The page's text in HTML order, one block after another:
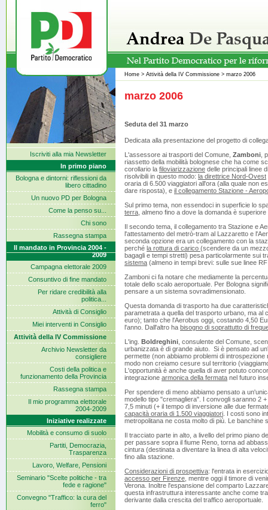
Iscriviti alla mia Newsletter
In primo piano
Bologna e dintorni: riflessioni da
libero cittadino
Un nuovo PD per Bologna
Come la penso su...
Chi sono
Rassegna stampa
Il mandato in Provincia 2004 -
2009
Campagna elettorale 2009
Consuntivo di fine mandato
Per ridare credibilità alla
politica...
Attività di Consiglio
Miei interventi in Consiglio
Attività della IV Commissione
Archivio Newsletter da
consigliere
Costi della politica e
funzionamento della Provincia
Rassegna stampa
Il mio programma elettorale
2004-2009
Iniziative realizzate
Mobilità e consumo di suolo
Partiti, Democrazia,
Trasparenza
Lavoro, Welfare, Pensioni
Seminario "Scelte politiche - tra
fede e ragione"
Convegno "Traffico: la cura del
ferro"
Home > Attività della IV Commissione > marzo 2006
marzo 2006
Seduta del 31 marzo
Dedicata alla presentazione del progetto di
L'assessore ai trasporti del Comune, Zamboni ,
riassetto della mobilità bolognese che ha come
corollario la filoviarizzazione delle principali linee
risolvibili in questo modo: la direttrice Nord-Ovest
oraria di 6.500 viaggiatori all'ora (alla quale non
dare risposta), e il collegamento Stazione -
Sul primo tema, non essendoci in superficie lo
terra , almeno fino a dove la domanda è
Il secondo tema, il collegamento tra Stazione e
l'attestamento del metrò-tram al Lazzaretto e
seconda opzione era un collegamento con la
perché la rottura di carico (scendere da un
bagagli e tempi stretti) pesa particolarmente sui
sistema (almeno in tempi brevi: sulle sue linee
Zamboni ci fa notare che mediamente la
totale dello scalo aeroportuale. Per Bologna
pensare a un sistema sovradimensionato.
Questa domanda di trasporto ha due
parametrata a quella del trasporto urbano, ma al
euro); tanto che l'Aerobus oggi, costando 4,50
l'anno. Dall'altro ha bisogno di soprattutto di
L'ing. Boldreghini , consulente del Comune,
urbanizzata è di grande aiuto. Si è pensato ad
permette (non abbiamo problemi di
modo non creiamo cesure sul territorio
L'opportunità è anche quella di aver potuto
integrazione armonica della fermata nel futuro
Per spendere di meno abbiamo pensato a
modello tipo "cremagliera". I convogli saranno 2
7,5 minuti (+ il tempo di inversione alle due
capacità oraria di 1.500 viaggiatori . I costi sono
metropolitana ne costa molto di più. Le banchine
Il tracciato parte in alto, a livello del primo piano
per passare sopra il fiume Reno, torna ad
cintura (destinata a diventare la linea di alta
fino alla stazione.
Considerazioni di prospettiva: l'entrata in
accesso per Firenze , mentre oggi il timore di
Verona. Inoltre l'espansione del comparto
questa infrastruttura interessante anche come
derivante dalla crescita del traffico aeroportuale.